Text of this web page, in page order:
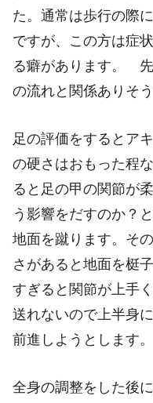
た。通常は歩行の際
ですが、この方は症
る癖があります。
の流れと関係ありそう
足の評価をするとア
の硬さはおもった程
ると足の甲の関節が
う影響をだすのか？
地面を蹴ります。そ
さがあると地面を梃
すぎると関節が上手
送れないので上半身
前進しようとします。
全身の調整をした後